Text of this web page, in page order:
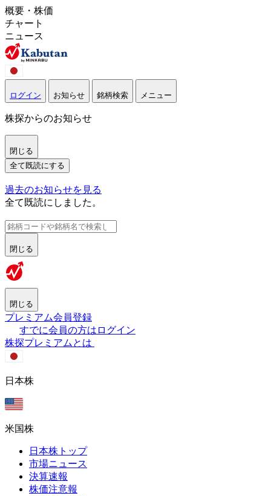
概要・株価
チャート
ニュース
ログイン お知らせ 銘柄検索 メニュー
株探からのお知らせ
閉じる
全て既読にする
過去のお知らせを見る
全て既読にしました。
閉じる
閉じる
プレミアム会員登録
すでに会員の方はログイン
株探プレミアムとは
日本株
米国株
日本株トップ
市場ニュース
決算速報
株価注意報